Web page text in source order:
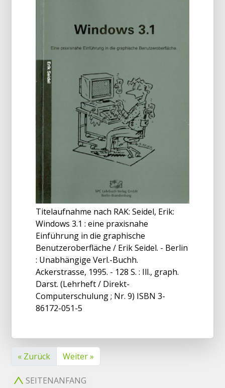
Titelaufnahme nach RAK: Seidel, Erik:
Windows 3.1 : eine praxisnahe
Einführung in die graphische
Benutzeroberfläche / Erik Seidel. - Berlin
: Unabhängige Verl.-Buchh.
Ackerstrasse, 1995. - 128 S. : Ill., graph.
Darst. (Lehrheft / Direkt-
Computerschulung ; Nr. 9) ISBN 3-
86172-051-5
« Zurück Weiter »
SEITENANFANG